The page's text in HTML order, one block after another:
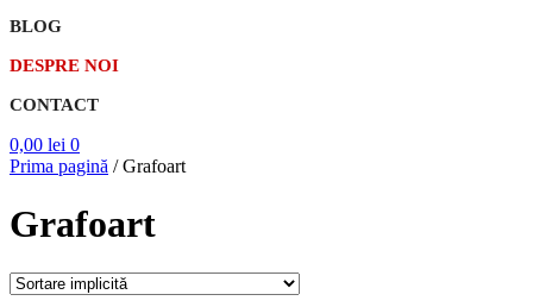
BLOG
DESPRE NOI
CONTACT
0,00 lei 0
Prima pagină /Grafoart
Grafoart